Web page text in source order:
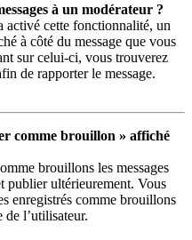
à un modérateur ?
activé cette fonctionnalité, un
à côté du message que vous
sur celui-ci, vous trouverez
de rapporter le message.
comme brouillon » affiché
brouillons les messages
publier ultérieurement. Vous
enregistrés comme brouillons
de l’utilisateur.